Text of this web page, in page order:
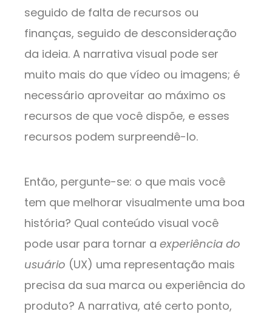
seguido de falta de recursos ou
finanças, seguido de desconsideração
da ideia. A narrativa visual pode ser
muito mais do que vídeo ou imagens; é
necessário aproveitar ao máximo os
recursos de que você dispõe, e esses
recursos podem surpreendê-lo.
Então, pergunte-se: o que mais você
tem que melhorar visualmente uma boa
história? Qual conteúdo visual você
pode usar para tornar a experiência do
usuário (UX) uma representação mais
precisa da sua marca ou experiência do
produto? A narrativa, até certo ponto,